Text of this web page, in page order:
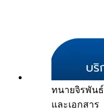
ทนายจิรพันธ์
และเอกสาร